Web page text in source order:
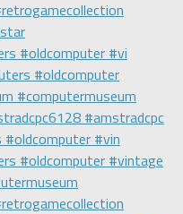
#oldcomputer #vi
#oldcomputer #vin